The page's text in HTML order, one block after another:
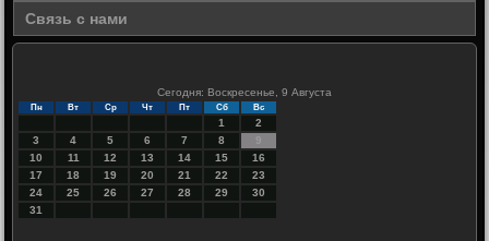
Связь с нами
Сегодня: Воскресенье, 9 Августа
Пн Вт Ср Чт Пт Сб Вс
1
2
3
4 5 6 7 8
9
10
11 12 13 14 15
16
17
18 19 20 21 22
23
24
25 26 27 28 29
30
31